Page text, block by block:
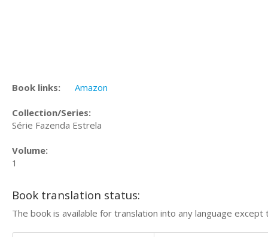
Book links: Amazon
Collection/Series:
Série Fazenda Estrela
Volume:
1
Book translation status:
The book is available for translation into any language